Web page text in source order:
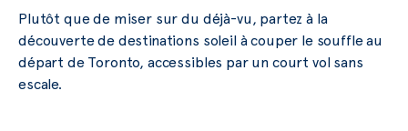
Plutôt que de miser sur du déjà-vu, partez à la
découverte de destinations soleil à couper le souffle au
départ de Toronto, accessibles par un court vol sans
escale.